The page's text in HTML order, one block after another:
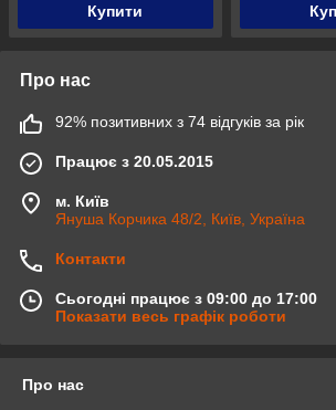
Купити
Про нас
92% позитивних з 74 відгуків за рік
Працює з 20.05.2015
м. Київ
Януша Корчика 48/2, Київ, Україна
Контакти
Сьогодні працює з 09:00 до 17:00
Показати весь графік роботи
Про нас